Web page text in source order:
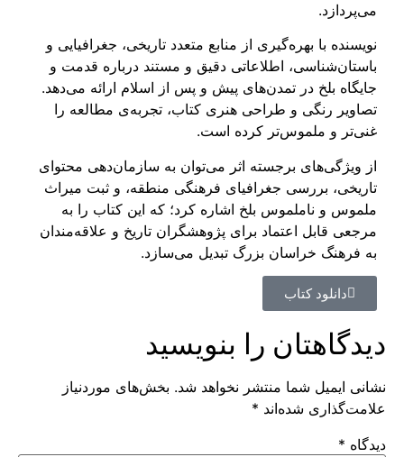
می‌پردازد.
نویسنده با بهره‌گیری از منابع متعدد تاریخی، جغرافیایی و
باستان‌شناسی، اطلاعاتی دقیق و مستند درباره قدمت و
جایگاه بلخ در تمدن‌های پیش و پس از اسلام ارائه می‌دهد.
تصاویر رنگی و طراحی هنری کتاب، تجربه‌ی مطالعه را
غنی‌تر و ملموس‌تر کرده است.
از ویژگی‌های برجسته اثر می‌توان به سازمان‌دهی محتوای
تاریخی، بررسی جغرافیای فرهنگی منطقه، و ثبت میراث
ملموس و ناملموس بلخ اشاره کرد؛ که این کتاب را به
مرجعی قابل اعتماد برای پژوهشگران تاریخ و علاقه‌مندان
به فرهنگ خراسان بزرگ تبدیل می‌سازد.
دانلود کتاب
دیدگاهتان را بنویسید
نشانی ایمیل شما منتشر نخواهد شد. بخش‌های موردنیاز
علامت‌گذاری شده‌اند *
دیدگاه *